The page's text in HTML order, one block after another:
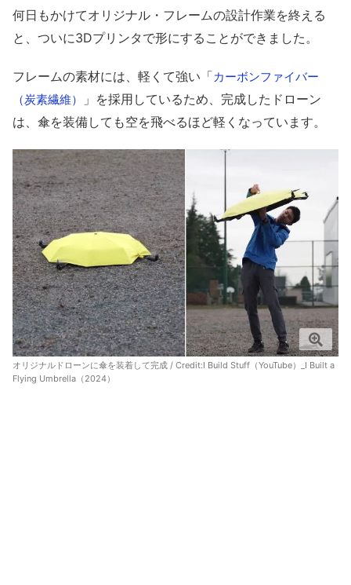
何日もかけてオリジナル・フレームの設計作業を終える
と、ついに3Dプリンタで形にすることができました。
フレームの素材には、軽くて強い「カーボンファイバー
（炭素繊維）
」を採用しているため、完成したドローン
は、傘を装備しても空を飛べるほど軽くなっています。
オリジナルドローンに傘を装着して完成 / Credit:I Build Stuff（YouTube）_I Built a
Flying Umbrella（2024）